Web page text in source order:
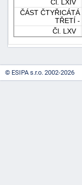
Čl. LXIV
ČÁST ČTYŘICÁTÁ
TŘETÍ -
Čl. LXV
© ESIPA s.r.o. 2002-2026